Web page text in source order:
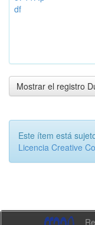
df
Mostrar el registro
Este ítem está
Licencia Creative